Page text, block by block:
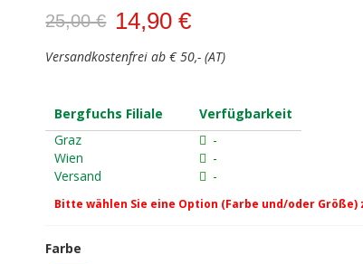
25,00 € 14,90 €
Versandkostenfrei ab € 50,- (AT)
Bergfuchs Filiale
Verfügbarkeit
Graz
-
Wien
-
Versand
-
Bitte wählen Sie eine Option (Farbe und/oder
Farbe